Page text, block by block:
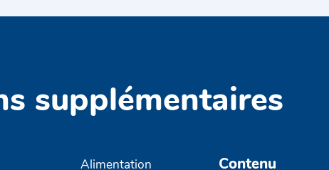
supplémentaires
Alimentation Contenu